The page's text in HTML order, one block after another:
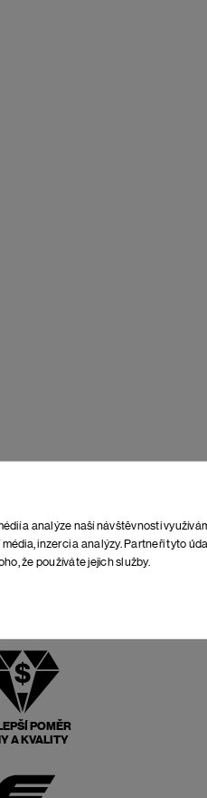
a analýze naší návštěvnosti
inzerci a analýzy. Partneři tyto
že používáte jejich služby.
POMĚR
A KVALITY